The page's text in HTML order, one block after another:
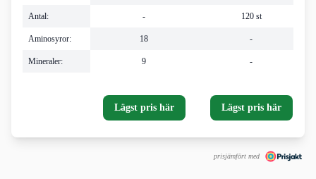
Antal:
Aminosyror:
Mineraler:
-
18
9
Lägst pris här
120 st
-
-
Lägst pris här
prisjämfört med